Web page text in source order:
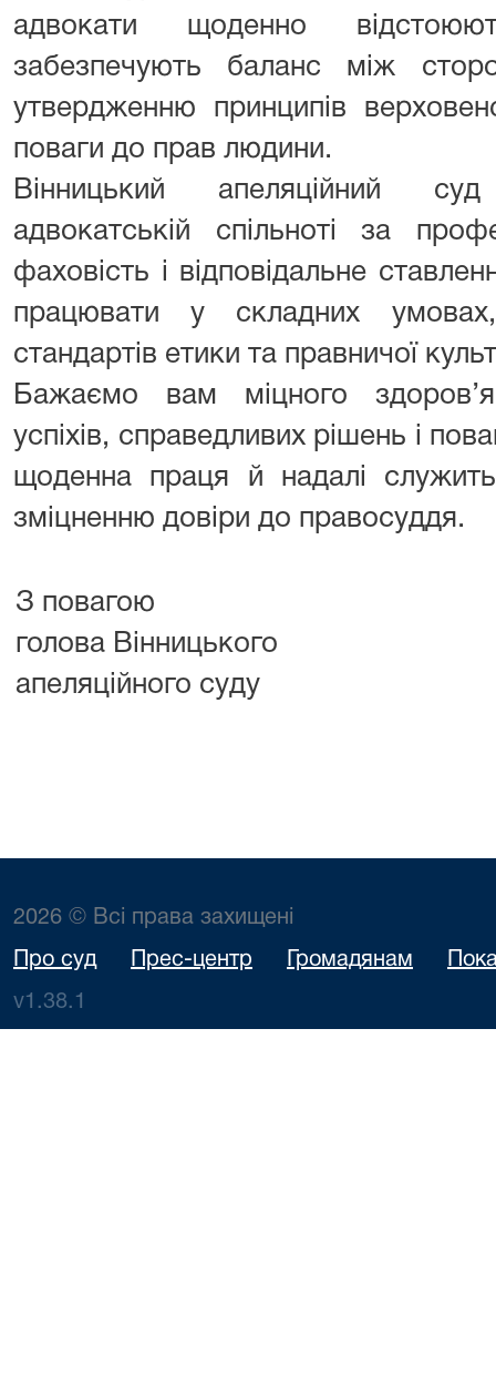
адвокати щоденно
забезпечують баланс між
утвердженню принципів
поваги до прав людини.
Вінницький апеляційний
адвокатській спільноті за
фаховість і відповідальне
працювати у складних
стандартів етики та правничої
Бажаємо вам міцного
успіхів, справедливих рішень і
щоденна праця й надалі
зміцненню довіри до правосуддя.
З повагою
голова Вінницького
апеляційного суду
2026 © Всі права захищені
Про суд Прес-центр Громадянам
v1.38.1